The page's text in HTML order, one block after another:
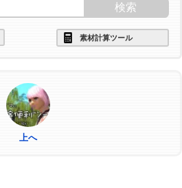
素材計算ツール
上へ